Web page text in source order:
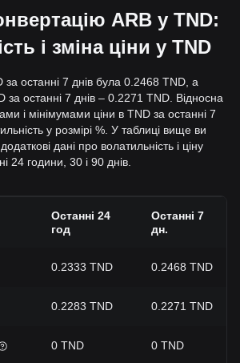
ARB у TND:
і зміна ціни у TND
останні 7 днів була 0.2468 TND, а
за останні 7 днів – 0.2271 TND. Відносна
і мінімумами ціни в TND за останні 7
у розмірі %. У таблиці вище ви
дані про волатильність і ціну
24 години, 30 і 90 днів.
Останні 24
год
Останні 7
дн.
0.2333 TND 0.2468 TND
0.2283 TND 0.2271 TND
0 TND 0 TND